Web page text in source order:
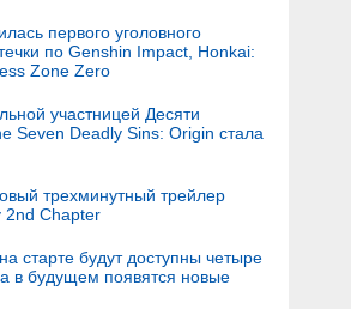
первого уголовного
по Genshin Impact, Honkai:
Zone Zero
участницей Десяти
Seven Deadly Sins: Origin стала
трехминутный трейлер
2nd Chapter
старте будут доступны четыре
в будущем появятся новые